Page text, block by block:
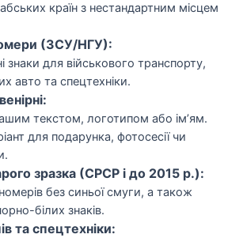
країн з нестандартним місцем
(ЗСУ/НГУ):
знаки для військового транспорту,
авто та спецтехніки.
текстом, логотипом або ім’ям.
для подарунка, фотосесії чи
зразка (СРСР і до 2015 р.):
без синьої смуги, а також
білих знаків.
та спецтехніки: